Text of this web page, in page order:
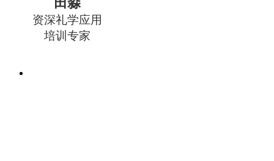
资深礼学应用
培训专家